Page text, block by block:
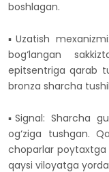
boshlagan.
▪️Uzatish
bog‘langan
epitsentriga qarab
bronza sharcha
▪️Signal: Sharcha
og‘ziga tushgan.
choparlar
qaysi viloyatga